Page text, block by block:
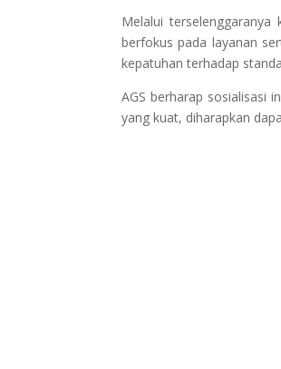
Melalui terselenggaranya
berfokus pada layanan
kepatuhan terhadap
AGS berharap sosialisasi
yang kuat, diharapkan